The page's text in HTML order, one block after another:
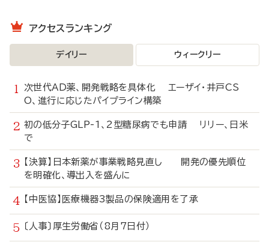
アクセスランキング
デイリー ウィークリー
次世代AD薬、開発戦略を具体化 エーザイ・井戸CS
O、進行に応じたパイプライン構築
初の低分子GLP-1、2型糖尿病でも申請 リリー、日米
で
【決算】日本新薬が事業戦略見直し 開発の優先順位
を明確化、導出入を盛んに
【中医協】医療機器3製品の保険適用を了承
〔人事〕厚生労働省（8月7日付）